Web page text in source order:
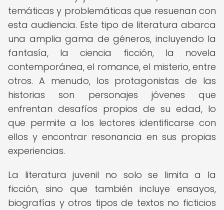
temáticas y problemáticas que resuenan con
esta audiencia. Este tipo de literatura abarca
una amplia gama de géneros, incluyendo la
fantasía, la ciencia ficción, la novela
contemporánea, el romance, el misterio, entre
otros. A menudo, los protagonistas de las
historias son personajes jóvenes que
enfrentan desafíos propios de su edad, lo
que permite a los lectores identificarse con
ellos y encontrar resonancia en sus propias
experiencias.
La literatura juvenil no solo se limita a la
ficción, sino que también incluye ensayos,
biografías y otros tipos de textos no ficticios